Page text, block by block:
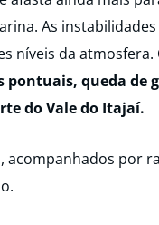
As
níveis da atmosfera.
queda de
do Vale do Itajaí.
por